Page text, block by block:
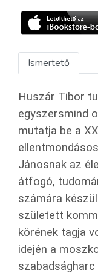
Ismertető
Huszár Tibor
egyszersmind
mutatja be a
Jánosnak az
átfogó,
számára
született
körének tagja
idején a